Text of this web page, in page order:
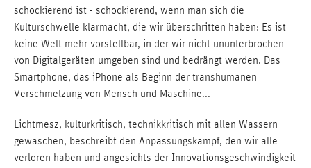
schockierend ist - schockierend, wenn man sich die
Kulturschwelle klarmacht, die wir überschritten haben: Es ist
keine Welt mehr vorstellbar, in der wir nicht ununterbrochen
von Digitalgeräten umgeben sind und bedrängt werden. Das
Smartphone, das iPhone als Beginn der transhumanen
Verschmelzung von Mensch und Maschine...
Lichtmesz, kulturkritisch, technikkritisch mit allen Wassern
gewaschen, beschreibt den Anpassungskampf, den wir alle
verloren haben und angesichts der Innovationsgeschwindigkeit